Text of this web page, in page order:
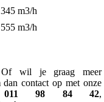
345 m3/h
555 m3/h
Of wil je graag meer
dan contact op met onze
011 98 84 42,